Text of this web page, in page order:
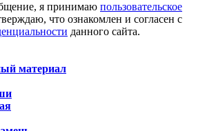
я принимаю пользовательское
что ознакомлен и согласен с
данного сайта.
материал